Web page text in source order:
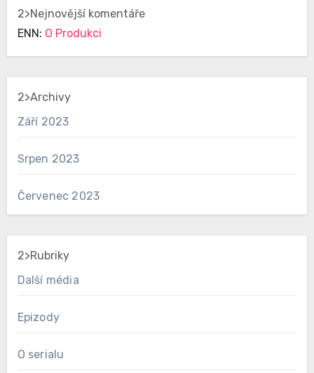
2>Nejnovější komentáře
ENN : O Produkci
2>Archivy
Září 2023
Srpen 2023
Červenec 2023
2>Rubriky
Další média
Epizody
O serialu